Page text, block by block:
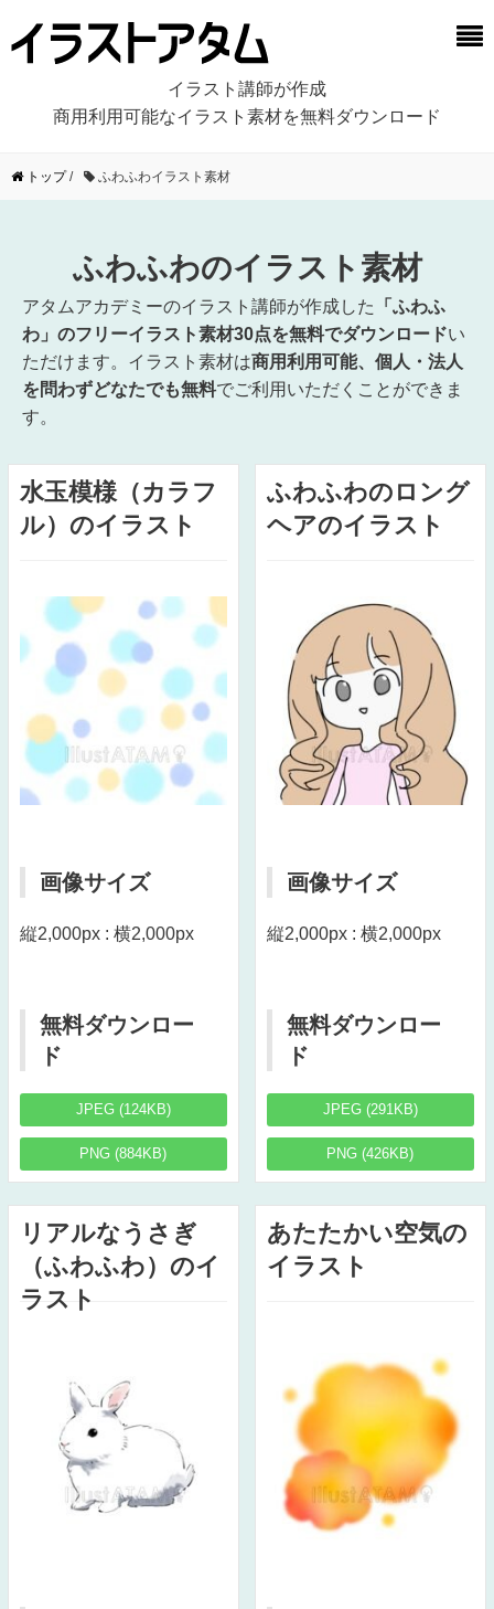
イラスト講師が作成
商用利用可能なイラスト素材を無料ダウンロード
トップ/ ふわふわイラスト素材
ふわふわのイラスト素材
アタムアカデミーのイラスト講師が作成した
「ふわふ
わ」のフリーイラスト素材30点を無料でダウンロードい
ただけます。イラスト素材は商用利用可能、個人・法人
を問わずどなたでも無料でご利用いただくことができま
す。
水玉模様（カラフ
ル）のイラスト
画像サイズ
縦2,000px : 横2,000px
無料ダウンロー
ド
JPEG (124KB)
PNG (884KB)
ふわふわのロング
ヘアのイラスト
画像サイズ
縦2,000px : 横2,000px
無料ダウンロー
ド
JPEG (291KB)
PNG (426KB)
リアルなうさぎ
（ふわふわ）のイ
ラスト
あたたかい空気の
イラスト